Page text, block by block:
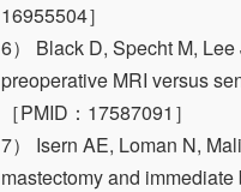
16955504］
6） Black D, Specht M,
preoperative MRI versus
［PMID：17587091］
7） Isern AE, Loman N,
mastectomy and